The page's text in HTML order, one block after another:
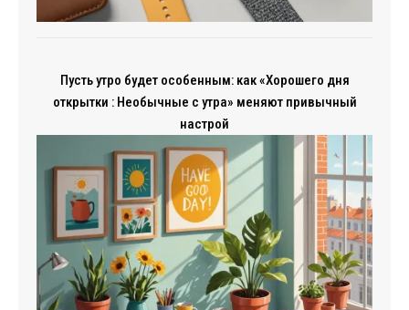
Пусть утро будет особенным: как «Хорошего дня
открытки : Необычные с утра» меняют привычный
настрой